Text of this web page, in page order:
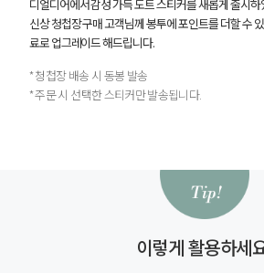
디얼디어에서 감성 가득 도트 스티커를 새롭게 출시하
신상 청첩장 구매 고객님께 봉투에 포인트를 더할 수
료로 업그레이드 해드립니다.
* 청첩장 배송 시 동봉 발송
* 주문 시 선택한 스티커만 발송됩니다.
이렇게 활용하세